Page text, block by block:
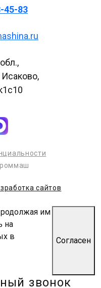
45-83
Исаково,
сайтов
им
на
в
Согласен
звонок